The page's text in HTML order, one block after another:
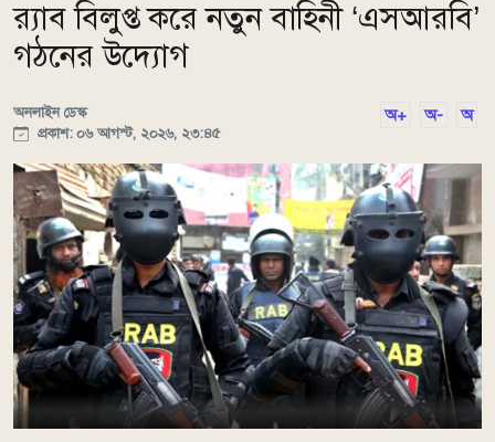
র‌্যাব বিলুপ্ত করে নতুন বাহিনী ‘এসআরবি’
গঠনের উদ্যোগ
অনলাইন ডেস্ক
প্রকাশ: ০৬ আগস্ট, ২০২৬, ২৩:৪৫
অ+ অ- অ